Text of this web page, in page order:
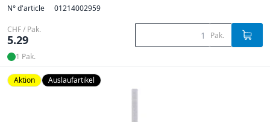
N° d'article 01214002959
CHF / Pak.
5.29 Pak.
1 Pak.
Aktion Auslaufartikel